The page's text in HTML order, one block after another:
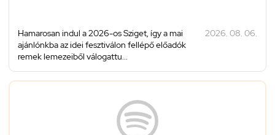
Hamarosan indul a 2026-os Sziget, így a mai
ajánlónkba az idei fesztiválon fellépő előadók
remek lemezeiből válogattu...
2026. 08. 06.